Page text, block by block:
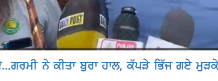
ਨੇ ਕੀਤਾ ਬੁਰਾ ਹਾਲ, ਕੱਪੜੇ ਭਿੱਜ ਗਏ